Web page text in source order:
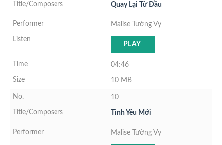
Quay Lại Từ Đầu
Malise Tường Vy
PLAY
04:46
10 MB
10
Tình Yêu Mới
Malise Tường Vy